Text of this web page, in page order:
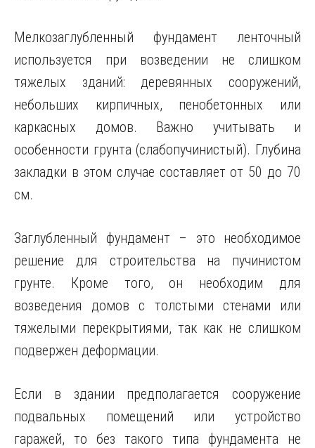
Мелкозаглубленный фундамент ленточный
используется при возведении не слишком
тяжелых зданий: деревянных сооружений,
небольших кирпичных, пенобетонных или
каркасных домов. Важно учитывать и
особенности грунта (слабопучинистый). Глубина
закладки в этом случае составляет от 50 до 70
см.
Заглубленный фундамент – это необходимое
решение для строительства на пучинистом
грунте. Кроме того, он необходим для
возведения домов с толстыми стенами или
тяжелыми перекрытиями, так как не слишком
подвержен деформации.
Если в здании предполагается сооружение
подвальных помещений или устройство
гаражей, то без такого типа фундамента не